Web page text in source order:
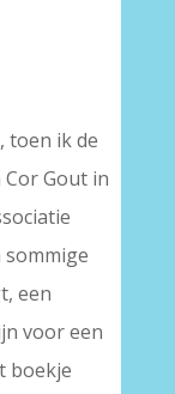
toen ik de
Gout in
sommige
een
voor een
boekje